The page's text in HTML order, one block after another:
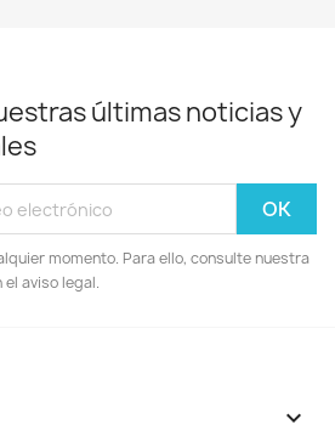
últimas noticias y
momento. Para ello, consulte nuestra
aviso legal.
